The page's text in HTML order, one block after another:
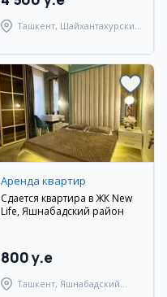
Ташкент, Шайхантахурский
Аренда квартир
Сдается квартира в ЖК New
Life, Яшнабадский район
800 y.e
Ташкент, Яшнабадский